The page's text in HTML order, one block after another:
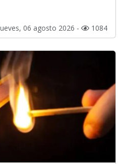
06 agosto 2026 - 1084